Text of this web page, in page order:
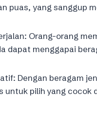
puas, yang sanggup
Orang-orang
dapat menggapai
Dengan beragam
untuk pilih yang cocok